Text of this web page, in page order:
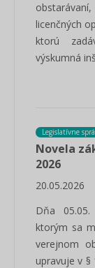
licenčných
ktorú
výskumná
Legislatívne
Novela
2026
20.05.2026
Dňa
ktorým sa
verejnom
upravuje v §